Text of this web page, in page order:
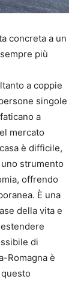
concreta a un
più
a coppie
singole
a
mercato
è difficile,
strumento
offrendo
È una
della vita e
di
Romagna è